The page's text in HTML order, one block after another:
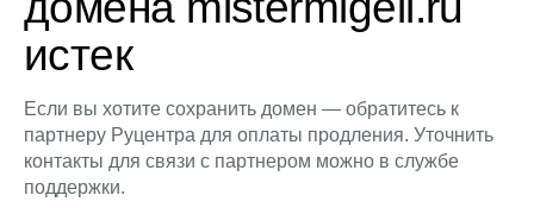
истек
Если вы хотите сохранить домен — обратитесь к
партнеру Руцентра для оплаты продления. Уточнить
контакты для связи с партнером можно в службе
поддержки.